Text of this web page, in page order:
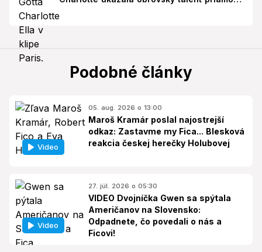
Podobné články
Video
05. aug. 2026 o 13:00
Maroš Kramár poslal najostrejší
odkaz: Zastavme my Fica... Blesková
reakcia českej herečky Holubovej
Video
27. júl. 2026 o 05:30
VIDEO Dvojníčka Gwen sa spýtala
Američanov na Slovensko:
Odpadnete, čo povedali o nás a
Ficovi!